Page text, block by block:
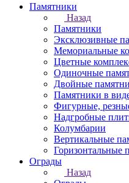
Памятники
Назад
Памятники
Эксклюзивные
Мемориальные
Цветные
Одиночные
Двойные
Памятники в
Фигурные,
Надгробные
Колумбарии
Вертикальные
Горизонтальные
Ограды
Назад